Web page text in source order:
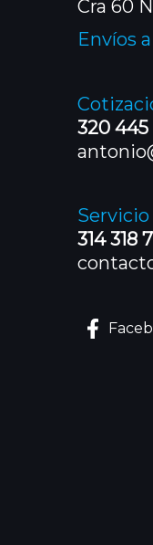
Cra 60
Envíos
320 445
314 318